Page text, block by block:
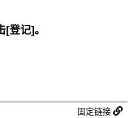
登记]。
固定链接